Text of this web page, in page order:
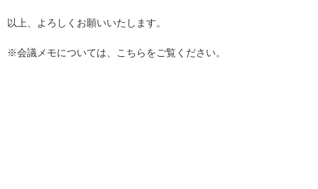
以上、よろしくお願いいたします。
※会議メモについては、 こちらをご覧ください。